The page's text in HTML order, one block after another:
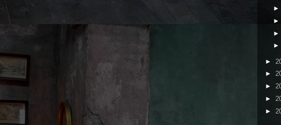
►
►
►
►
►
►
►
►
►